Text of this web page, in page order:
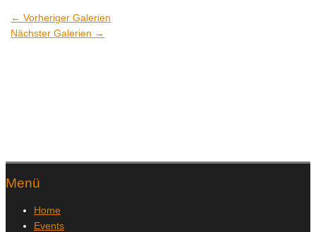
← Vorheriger Galerien
Nächster Galerien →
Menü
Home
Events